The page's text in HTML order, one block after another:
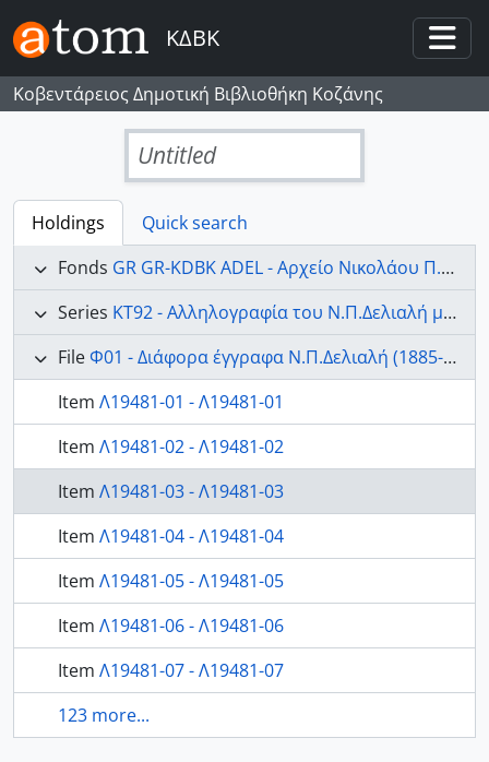
Skip to main content
ΚΔΒΚ
Κοβεντάρειος Δημοτική Βιβλιοθήκη Κοζάνης
Untitled
Holdings
Quick search
Fonds GR GR-KDBK ADEL - Αρχείο Νικολάου Π. Δελιαλή
Series ΚΤ92 - Αλληλογραφία του Ν.Π.Δελιαλή με διάφορους (1885-1962).
FileΦ01 - Διάφορα έγγραφα Ν.Π.Δελιαλή (1885-1930).
Item Λ19481-01 - Λ19481-01
Item Λ19481-02 - Λ19481-02
Item Λ19481-03 - Λ19481-03
Item Λ19481-04 - Λ19481-04
Item Λ19481-05 - Λ19481-05
Item Λ19481-06 - Λ19481-06
Item Λ19481-07 - Λ19481-07
123 more...